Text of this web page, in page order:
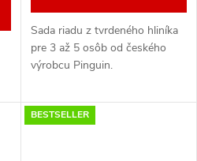
Sada riadu z tvrdeného hliníka
pre 3 až 5 osôb od českého
výrobcu Pinguin.
BESTSELLER